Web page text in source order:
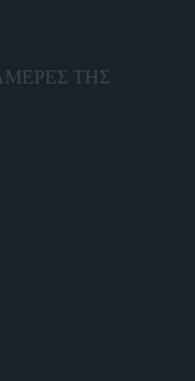
ΤΗΣ